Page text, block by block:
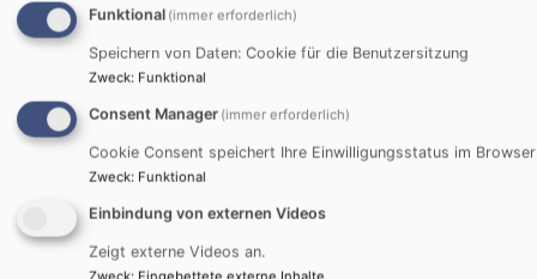
auf Hilfe angewiesen. Ihr könnt uns unterstützen: im
Voraus mit Spenden (Spendenkonto auf der Website
oder auf Social Media), indem ihr die Veranstaltung mit
Freund:Innen/Bekannten teilt und natürlich auch am
Abend selbst am Start seid! Wir freuen uns total, wenn
ihr uns, egal auf welche Art, unterstützt :-)
Mehr Infos findet ihr auf Social Media (Facebook,
Instagram). Schaut da gerne vorbei ;)
Wir freuen uns auf euch und auf einen Abend voller
Sommer, Sonne und Musik!
Funktional (immer erforderlich)
Speichern von Daten: Cookie für die Benutzersitzung
Zweck: Funktional
Consent Manager (immer erforderlich)
Cookie Consent speichert Ihre Einwilligungsstatus im Browser
Zweck: Funktional
Einbindung von externen Videos
Zeigt externe Videos an.